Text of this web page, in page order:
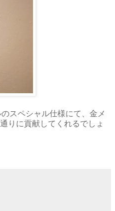
スペシャル仕様にて、金メ
りに貢献してくれるでしょ